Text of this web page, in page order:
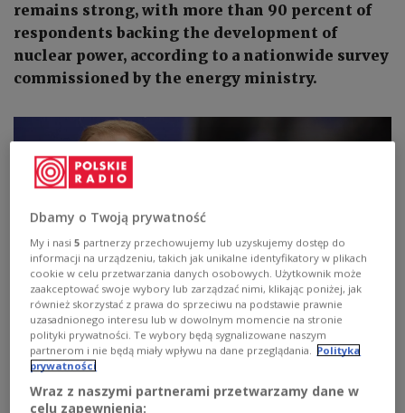
remains strong, with more than 90 percent of
respondents backing the development of
nuclear power, according to a nationwide survey
commissioned by the energy ministry.
Polish Deputy Energy Minister Wojciech Wrochna.
Polish Ministry of
Energy/gov.pl
The study found that 92 percent of Poles support
Dbamy o Twoją prywatność
My i nasi5 partnerzy przechowujemy lub uzyskujemy dostęp do
informacji na urządzeniu, takich jak unikalne identyfikatory w plikach
cookie w celu przetwarzania danych osobowych. Użytkownik może
zaakceptować swoje wybory lub zarządzać nimi, klikając poniżej, jak
również skorzystać z prawa do sprzeciwu na podstawie prawnie
uzasadnionego interesu lub w dowolnym momencie na stronie
polityki prywatności. Te wybory będą sygnalizowane naszym
partnerom i nie będą miały wpływu na dane przeglądania. Polityka
prywatności
Wraz z naszymi partnerami przetwarzamy dane w
celu zapewnienia: